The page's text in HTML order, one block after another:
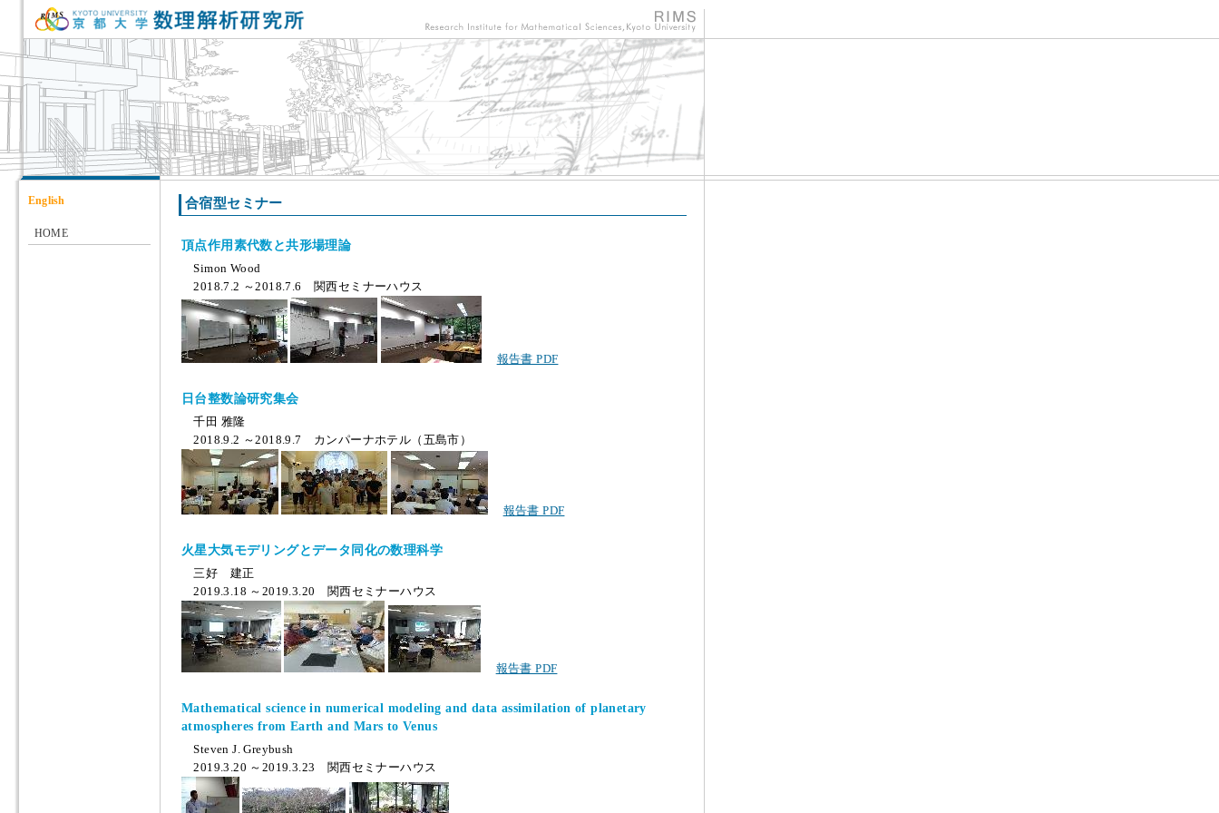
English
HOME
合宿型セミナー
頂点作用素代数と共形場理論
Simon Wood
2018.7.2 ～2018.7.6 関西セミナーハウス
報告書 PDF
日台整数論研究集会
千田 雅隆
2018.9.2 ～2018.9.7 カンパーナホテル（五島市）
報告書 PDF
火星大気モデリングとデータ同化の数理科学
三好 建正
2019.3.18 ～2019.3.20 関西セミナーハウス
報告書 PDF
Mathematical science in numerical modeling and data assimilation of planetary
atmospheres from Earth and Mars to Venus
Steven J. Greybush
2019.3.20 ～2019.3.23 関西セミナーハウス